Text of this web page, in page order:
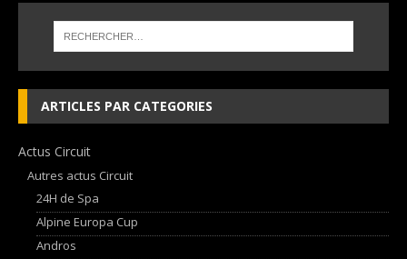
ARTICLES PAR CATEGORIES
Actus Circuit
Autres actus Circuit
24H de Spa
Alpine Europa Cup
Andros